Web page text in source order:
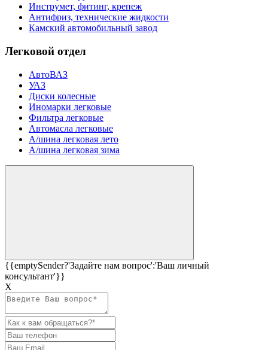
Инструмет, фитинг, крепеж
Антифриз, технические жидкости
Камский автомобильный завод
Легковой отдел
АвтоВАЗ
УАЗ
Диски колесные
Иномарки легковые
Фильтра легковые
Автомасла легковые
А/шина легковая лето
А/шина легковая зима
{{emptySender?'Задайте нам вопрос':'Ваш личный
консультант'}}
Х